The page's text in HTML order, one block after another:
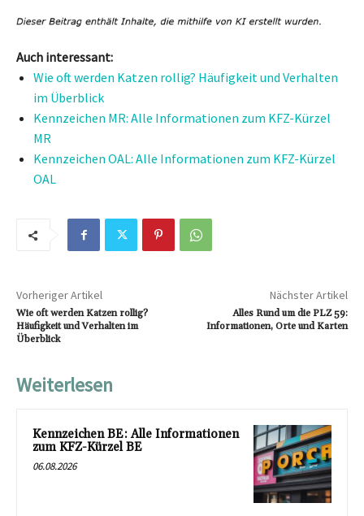
Auch interessant:
Wie oft werden Katzen rollig? Häufigkeit und Verhalten
im Überblick
Kennzeichen MR: Alle Informationen zum KFZ-Kürzel
MR
Kennzeichen OAL: Alle Informationen zum KFZ-Kürzel
OAL
Vorheriger Artikel
Wie oft werden Katzen rollig?
Häufigkeit und Verhalten im
Überblick
Nächster Artikel
Alles Rund um die PLZ 59:
Informationen, Orte und Karten
Weiterlesen
Kennzeichen BE: Alle Informationen
zum KFZ-Kürzel BE
06.08.2026